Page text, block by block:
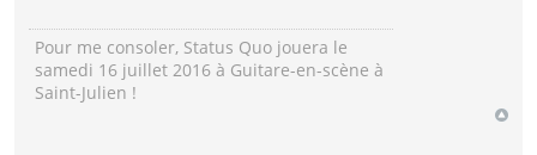
Pour me consoler, Status Quo jouera le
samedi 16 juillet 2016 à Guitare-en-scène à
Saint-Julien !